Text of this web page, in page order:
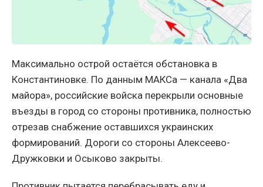
Максимально острой остаётся обстановка в
Константиновке. По данным МАКСа — канала «Два
майора», российские войска перекрыли основные
въезды в город со стороны противника, полностью
отрезав снабжение оставшихся украинских
формирований. Дороги со стороны Алексеево-
Дружковки и Осыково закрыты.